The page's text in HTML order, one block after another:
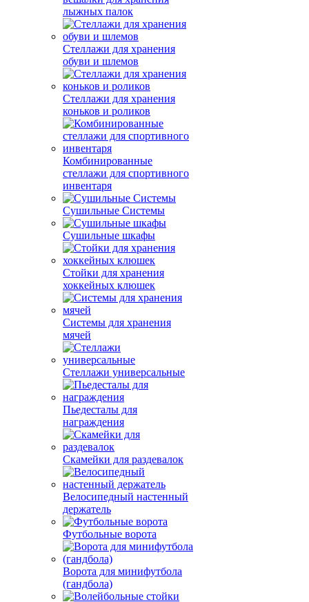
лыжных палок
Стеллажи для хранения
обуви и шлемов
Стеллажи для хранения
коньков и роликов
Комбинированные
стеллажи для спортивного
инвентаря
Сушильные Системы
Сушильные шкафы
Стойки для хранения
хоккейных клюшек
Системы для хранения
мячей
Стеллажи универсальные
Пьедесталы для
награждения
Скамейки для раздевалок
Велосипедный настенный
держатель
Футбольные ворота
Ворота для минифутбола
(гандбола)